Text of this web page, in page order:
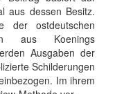
aus dessen Besitz.
der ostdeutschen
aus Koenings
Ausgaben der
Schilderungen
Im ihrem